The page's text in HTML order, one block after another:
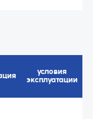
условия
эксплуатации